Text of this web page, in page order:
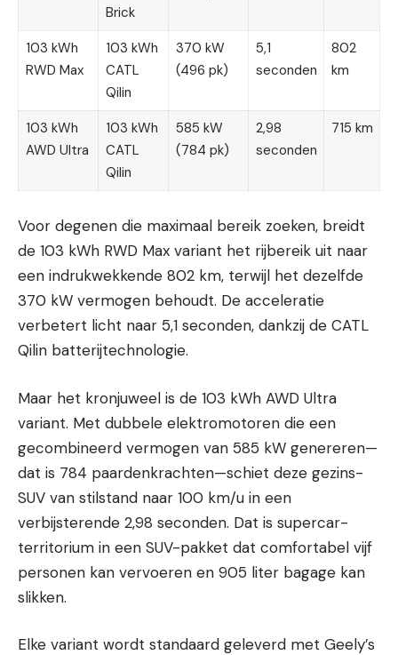
Brick
103 kWh
RWD Max
103 kWh
CATL
Qilin
370 kW
(496 pk)
5,1
seconden
802
km
103 kWh
AWD Ultra
103 kWh
CATL
Qilin
585 kW
(784 pk)
2,98
seconden
715 km
Voor degenen die maximaal bereik zoeken, breidt
de 103 kWh RWD Max variant het rijbereik uit naar
een indrukwekkende 802 km, terwijl het dezelfde
370 kW vermogen behoudt. De acceleratie
verbetert licht naar 5,1 seconden, dankzij de CATL
Qilin batterijtechnologie.
Maar het kronjuweel is de 103 kWh AWD Ultra
variant. Met dubbele elektromotoren die een
gecombineerd vermogen van 585 kW genereren—
dat is 784 paardenkrachten—schiet deze gezins-
SUV van stilstand naar 100 km/u in een
verbijsterende 2,98 seconden. Dat is supercar-
territorium in een SUV-pakket dat comfortabel vijf
personen kan vervoeren en 905 liter bagage kan
slikken.
Elke variant wordt standaard geleverd met Geely’s